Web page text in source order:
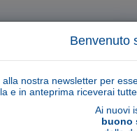
Benvenuto
alla nostra newsletter per
e in anteprima riceverai
Ai nuovi
buono